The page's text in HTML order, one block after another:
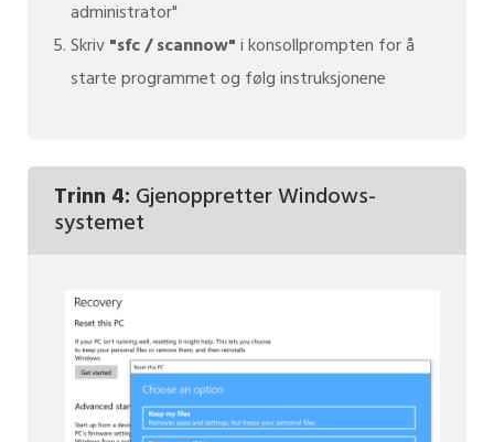
administrator"
Skriv"sfc / scannow"i konsollprompten for å
starte programmet og følg instruksjonene
Trinn 4: Gjenoppretter Windows-
systemet